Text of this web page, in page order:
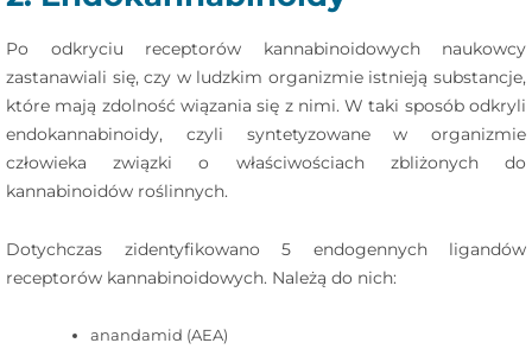
Po odkryciu receptorów kannabinoidowych naukowcy
zastanawiali się, czy w ludzkim organizmie istnieją substancje,
które mają zdolność wiązania się z nimi. W taki sposób odkryli
endokannabinoidy, czyli syntetyzowane w organizmie
człowieka związki o właściwościach zbliżonych do
kannabinoidów roślinnych.
Dotychczas zidentyfikowano 5 endogennych ligandów
receptorów kannabinoidowych. Należą do nich:
anandamid (AEA)